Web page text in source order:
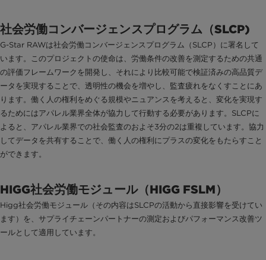
社会労働コンバージェンスプログラム（SLCP)
G-Star RAWは社会労働コンバージェンスプログラム（SLCP）に署名して
います。このプロジェクトの使命は、労働条件の改善を測定するための共通
の評価フレームワークを開発し、それにより比較可能で検証済みの高品質デ
ータを実現することで、透明性の機会を増やし、監査疲れをなくすことにあ
ります。働く人の権利をめぐる規模やニュアンスを考えると、変化を実現す
るためにはアパレル業界全体が協力して行動する必要があります。SLCPに
よると、アパレル業界での社会監査のおよそ3分の2は重複しています。協力
してデータを共有することで、働く人の権利にプラスの変化をもたらすこと
ができます。
HIGG社会労働モジュール（HIGG FSLM）
Higg社会労働モジュール（その内容はSLCPの活動から直接影響を受けてい
ます）を、サプライチェーンパートナーの測定およびパフォーマンス改善ツ
ールとして適用しています。